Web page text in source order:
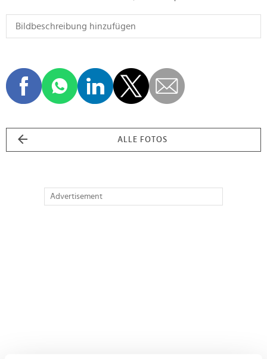
ALLE FOTOS
Advertisement